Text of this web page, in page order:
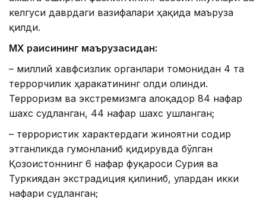
келгуси даврдаги вазифалари ҳақида маъруза
қилди.
МХҚ раисининг маърузасидан:
– миллий хавфсизлик органлари томонидан 4 та
террорчилик ҳаракатининг олди олинди.
Терроризм ва экстремизмга алоқадор 84 нафар
шахс судланган, 44 нафар шахс ушланган;
– террористик характердаги жиноятни содир
этганликда гумонланиб қидирувда бўлган
Қозоғистоннинг 6 нафар фуқароси Сурия ва
Туркиядан экстрадиция қилиниб, улардан икки
нафари судланган;